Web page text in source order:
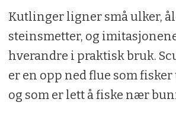
Kutlinger ligner små ulker,
steinsmetter, og
hverandre i praktisk bruk.
er en opp ned flue som
og som er lett å fiske nær